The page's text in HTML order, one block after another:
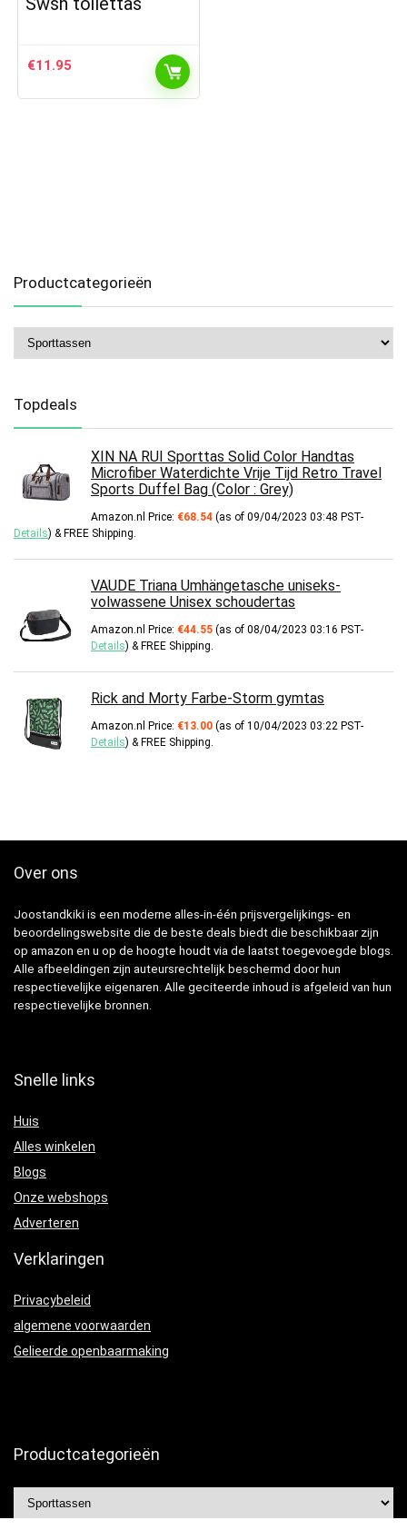
€11.95
Productcategorieën
Topdeals
XIN NA RUI Sporttas Solid Color Handtas
Microfiber Waterdichte Vrije Tijd Retro Travel
Sports Duffel Bag (Color : Grey)
Amazon.nl Price: €68.54 (as of 09/04/2023 03:48 PST-
Details) & FREE Shipping
VAUDE Triana Umhängetasche uniseks-
volwassene Unisex schoudertas
Amazon.nl Price: €44.55 (as of 08/04/2023 03:16 PST-
Details) & FREE Shipping
Rick and Morty Farbe-Storm gymtas
Amazon.nl Price: €13.00 (as of 10/04/2023 03:22 PST-
Details) & FREE Shipping
Over ons
Joostandkiki is een moderne alles-in-één prijsvergelijkings- en
beoordelingswebsite die de beste deals biedt die beschikbaar zijn
op amazon en u op de hoogte houdt via de laatst toegevoegde blogs.
Alle afbeeldingen zijn auteursrechtelijk beschermd door hun
respectievelijke eigenaren. Alle geciteerde inhoud is afgeleid van hun
respectievelijke bronnen.
Snelle links
Huis
Alles winkelen
Blogs
Onze webshops
Adverteren
Verklaringen
Privacybeleid
algemene voorwaarden
Gelieerde openbaarmaking
Productcategorieën